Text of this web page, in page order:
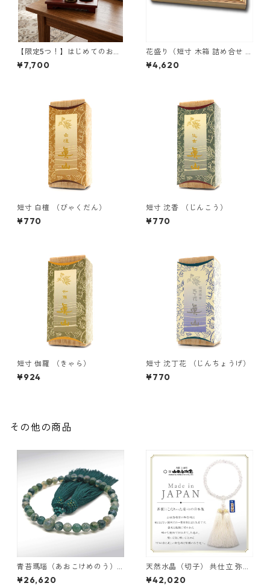
【限定5つ！】はじめてのお香
セット
¥7,700
花盛り（短寸 木箱 詰め合せ ）
6箱
¥4,620
短寸 白檀 （びゃくだん）
¥770
短寸 沈香 （じんこう）
¥770
短寸 伽羅 （きゃら）
¥924
短寸 沈丁花 （じんちょうげ）
¥770
その他の商品
青苔瑪瑙（あおこけめのう）
共仕立 弥勒房
¥26,620
天然水晶（切子） 共仕立 弥勒
房
¥42,020